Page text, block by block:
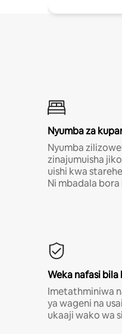
Nyumba za
Nyumba
zinajumuisha
uishi kwa
Ni mbadala
Weka nafasi bila
Imetathminiwa
ya wageni na
ukaaji wako wa